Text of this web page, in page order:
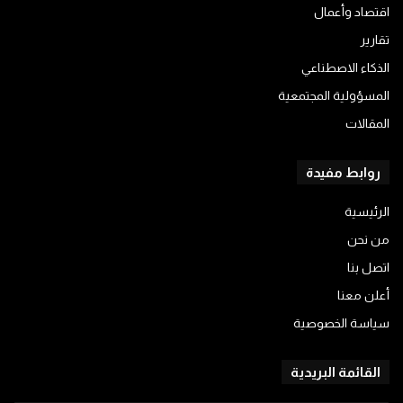
اقتصاد وأعمال
تقارير
الذكاء الاصطناعي
المسؤولية المجتمعية
المقالات
روابط مفيدة
الرئيسية
من نحن
اتصل بنا
أعلن معنا
سياسة الخصوصية
القائمة البريدية